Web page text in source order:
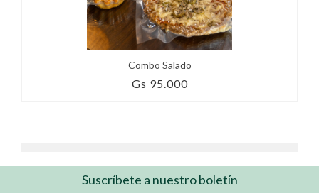
Combo Salado
Gs 95.000
Suscríbete a nuestro boletín